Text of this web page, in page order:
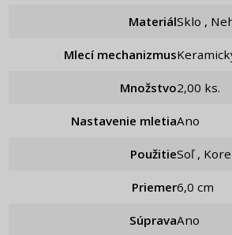
Materiál Sklo ,
Mlecí mechanizmus
Množstvo 2,00 ks.
Nastavenie mletia ano
Použitie Soľ ,
Priemer 6,0 cm
Súprava ano